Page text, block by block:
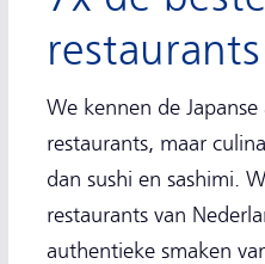
restaurants
We kennen de
restaurants, maar
dan sushi en sashimi.
restaurants van
authentieke smaken